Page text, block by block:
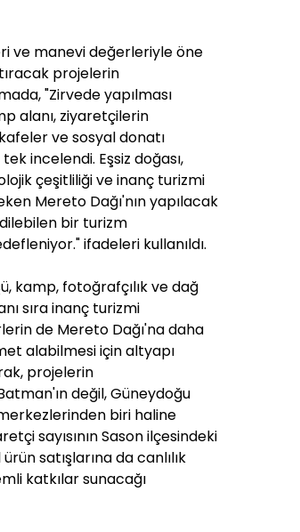
ve manevi değerleriyle öne
projelerin
"Zirvede yapılması
alanı, ziyaretçilerin
ve sosyal donatı
incelendi. Eşsiz doğası,
çeşitliliği ve inanç turizmi
Mereto Dağı'nın yapılacak
bir turizm
ifadeleri kullanıldı.
kamp, fotoğrafçılık ve dağ
sıra inanç turizmi
de Mereto Dağı'na daha
alabilmesi için altyapı
projelerin
değil, Güneydoğu
biri haline
sayısının Sason ilçesindeki
satışlarına da canlılık
katkılar sunacağı